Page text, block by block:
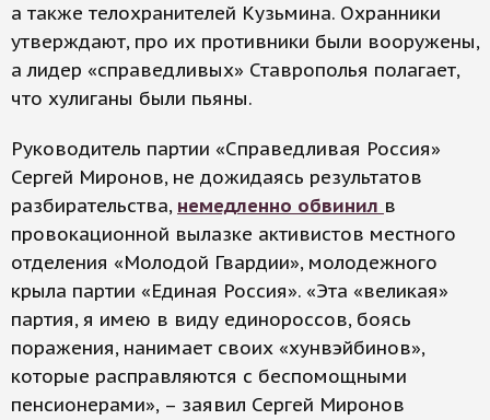
а также телохранителей Кузьмина. Охранники
утверждают, про их противники были вооружены,
а лидер «справедливых» Ставрополья полагает,
что хулиганы были пьяны.
Руководитель партии «Справедливая Россия»
Сергей Миронов, не дожидаясь результатов
разбирательства, немедленно обвинил в
провокационной вылазке активистов местного
отделения «Молодой Гвардии», молодежного
крыла партии «Единая Россия». «Эта «великая»
партия, я имею в виду единороссов, боясь
поражения, нанимает своих «хунвэйбинов»,
которые расправляются с беспомощными
пенсионерами», – заявил Сергей Миронов